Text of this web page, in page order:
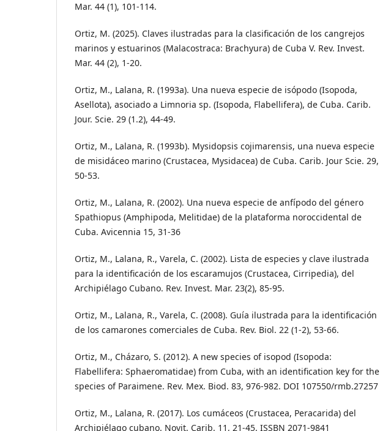
Mar. 44 (1), 101-114.
Ortiz, M. (2025). Claves ilustradas para la clasificación de los cangrejos
marinos y estuarinos (Malacostraca: Brachyura) de Cuba V. Rev. Invest.
Mar. 44 (2), 1-20.
Ortiz, M., Lalana, R. (1993a). Una nueva especie de isópodo (Isopoda,
Asellota), asociado a Limnoria sp. (Isopoda, Flabellifera), de Cuba. Carib.
Jour. Scie. 29 (1.2), 44-49.
Ortiz, M., Lalana, R. (1993b). Mysidopsis cojimarensis, una nueva especie
de misidáceo marino (Crustacea, Mysidacea) de Cuba. Carib. Jour Scie. 29,
50-53.
Ortiz, M., Lalana, R. (2002). Una nueva especie de anfípodo del género
Spathiopus (Amphipoda, Melitidae) de la plataforma noroccidental de
Cuba. Avicennia 15, 31-36
Ortiz, M., Lalana, R., Varela, C. (2002). Lista de especies y clave ilustrada
para la identificación de los escaramujos (Crustacea, Cirripedia), del
Archipiélago Cubano. Rev. Invest. Mar. 23(2), 85-95.
Ortiz, M., Lalana, R., Varela, C. (2008). Guía ilustrada para la identificación
de los camarones comerciales de Cuba. Rev. Biol. 22 (1-2), 53-66.
Ortiz, M., Cházaro, S. (2012). A new species of isopod (Isopoda:
Flabellifera: Sphaeromatidae) from Cuba, with an identification key for the
species of Paraimene. Rev. Mex. Biod. 83, 976-982. DOI 107550/rmb.27257
Ortiz, M., Lalana, R. (2017). Los cumáceos (Crustacea, Peracarida) del
Archipiélago cubano. Novit. Carib. 11, 21-45. ISSBN 2071-9841